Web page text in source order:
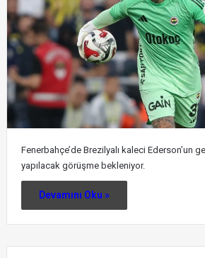
Fenerbahçe’de Brezilyalı kaleci Ederson’un
yapılacak görüşme bekleniyor.
Devamını Oku »